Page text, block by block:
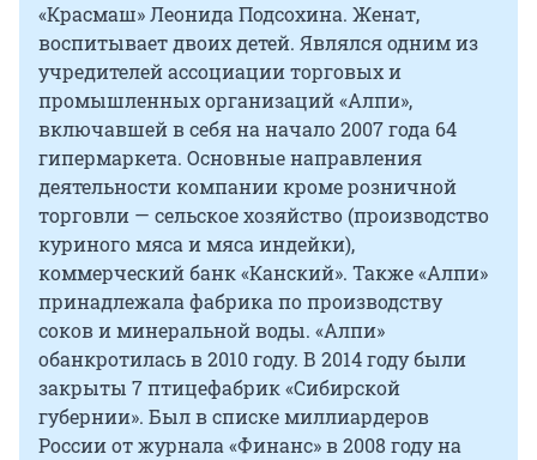
«Красмаш» Леонида Подсохина. Женат,
воспитывает двоих детей. Являлся одним из
учредителей ассоциации торговых и
промышленных организаций «Алпи»,
включавшей в себя на начало 2007 года 64
гипермаркета. Основные направления
деятельности компании кроме розничной
торговли — сельское хозяйство (производство
куриного мяса и мяса индейки),
коммерческий банк «Канский». Также «Алпи»
принадлежала фабрика по производству
соков и минеральной воды. «Алпи»
обанкротилась в 2010 году. В 2014 году были
закрыты 7 птицефабрик «Сибирской
губернии». Был в списке миллиардеров
России от журнала «Финанс» в 2008 году на